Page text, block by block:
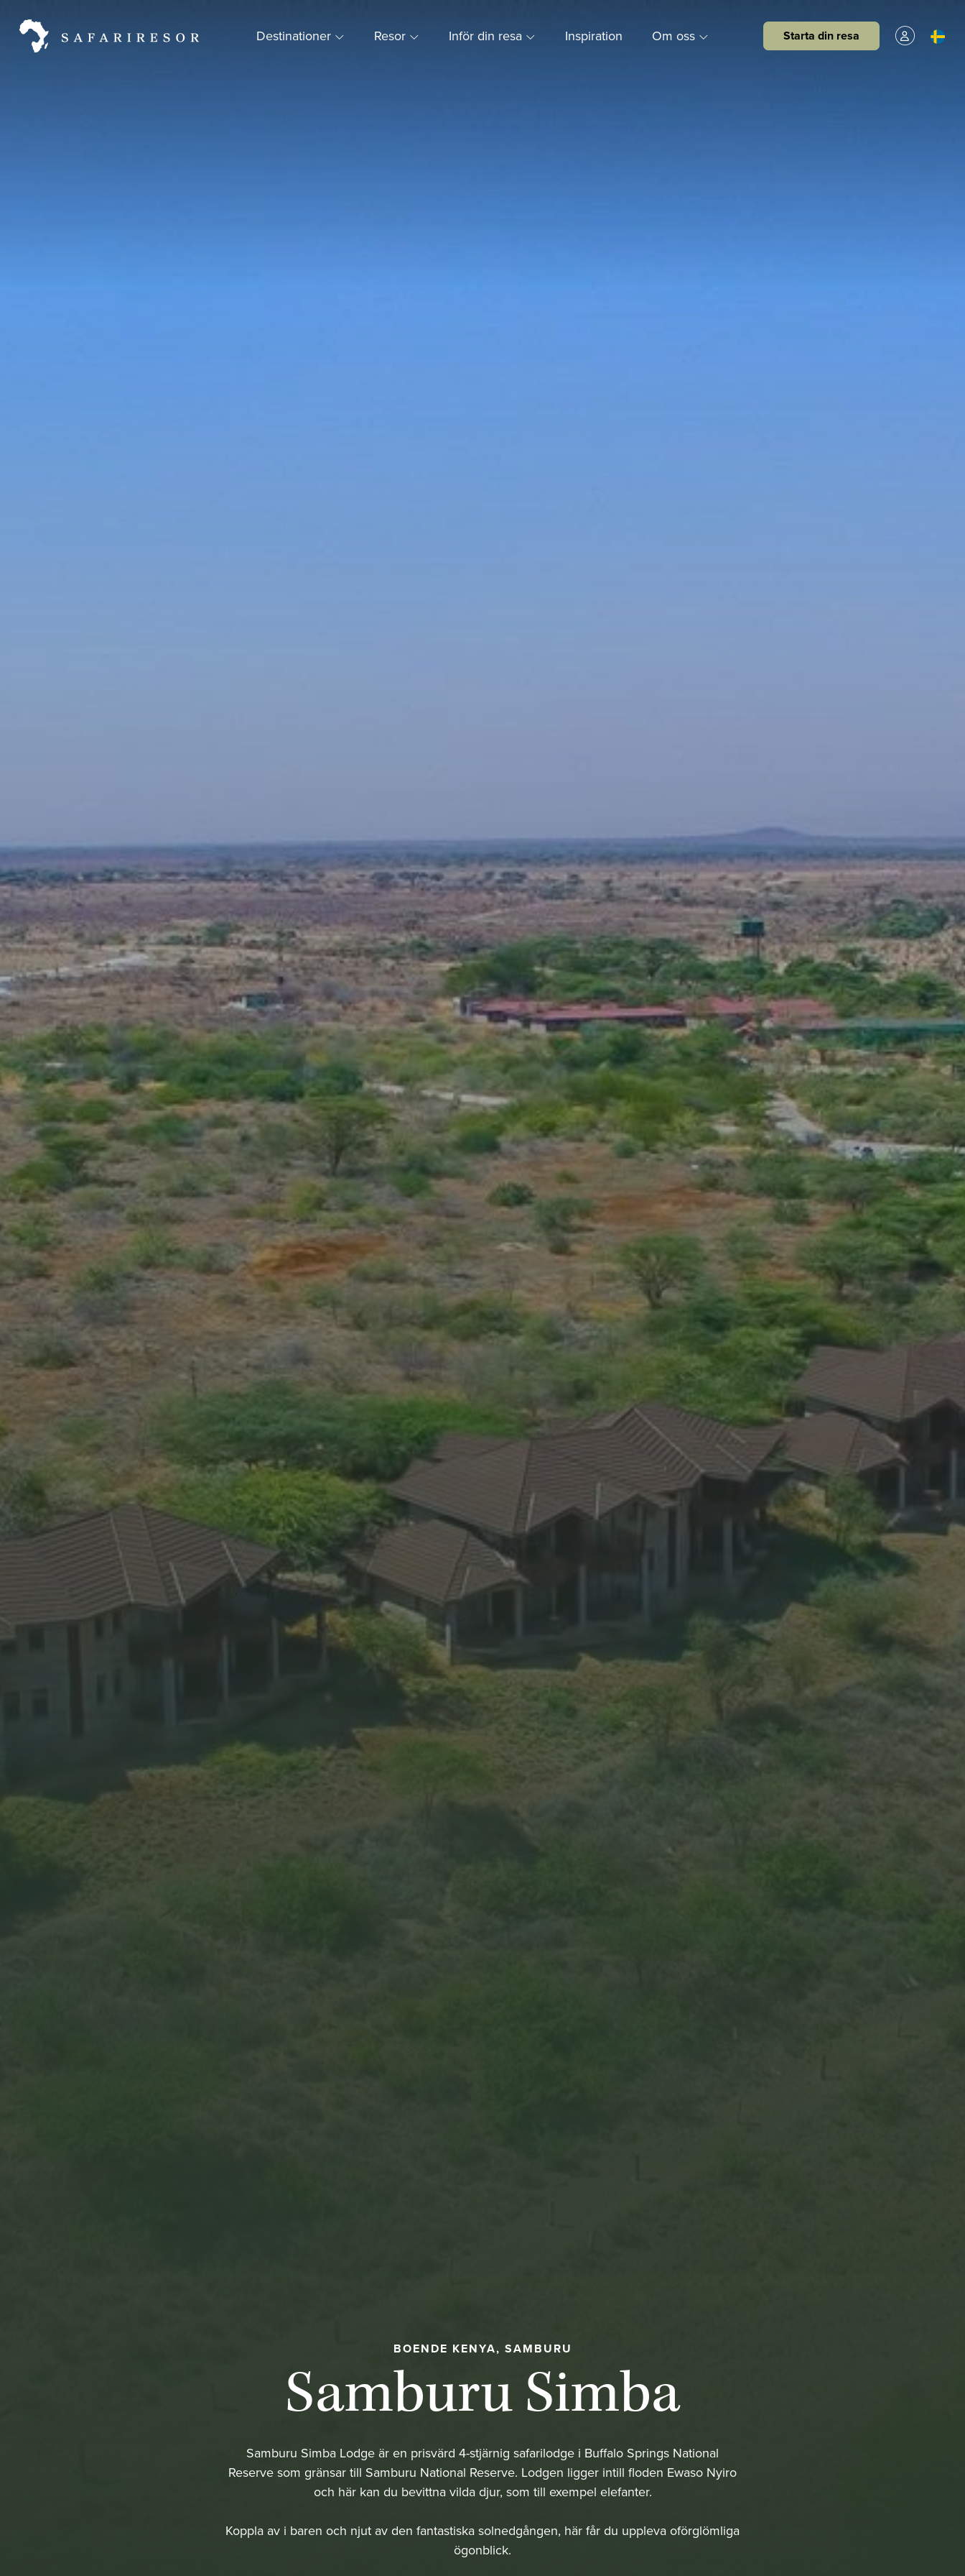
Destinationer Resor Inför din resa Inspiration Om oss Starta din resa
BOENDE KENYA, SAMBURU
Samburu Simba
Samburu Simba Lodge är en prisvärd 4-stjärnig safarilodge i Buffalo Springs National
Reserve som gränsar till Samburu National Reserve. Lodgen ligger intill floden Ewaso Nyiro
och här kan du bevittna vilda djur, som till exempel elefanter.
Koppla av i baren och njut av den fantastiska solnedgången, här får du uppleva oförglömliga
ögonblick.